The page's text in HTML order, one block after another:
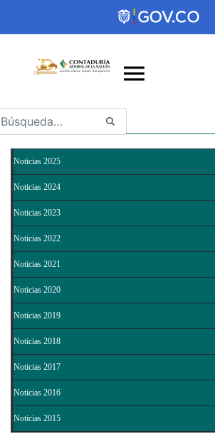
Saltar al contenido principal
Abrir menú de accesibilidad
Noticias 2025
Noticias 2024
Noticias 2023
Noticias 2022
Noticias 2021
Noticias 2020
Noticias 2019
Noticias 2018
Noticias 2017
Noticias 2016
Noticias 2015